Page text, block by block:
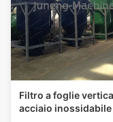
Filtro a foglie
acciaio